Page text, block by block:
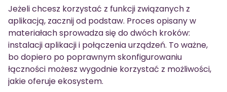
Jeżeli chcesz korzystać z funkcji związanych z
aplikacją, zacznij od podstaw. Proces opisany w
materiałach sprowadza się do dwóch kroków:
instalacji aplikacji i połączenia urządzeń. To ważne,
bo dopiero po poprawnym skonfigurowaniu
łączności możesz wygodnie korzystać z możliwości,
jakie oferuje ekosystem.